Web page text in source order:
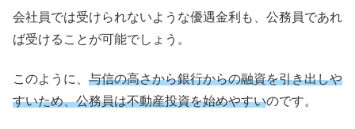
会社員では受けられないような優遇金利も、公務員であれ
ば受けることが可能でしょう。
このように、 与信の高さから銀行からの融資を引き出しや
すいため、公務員は不動産投資を始めやすいのです。